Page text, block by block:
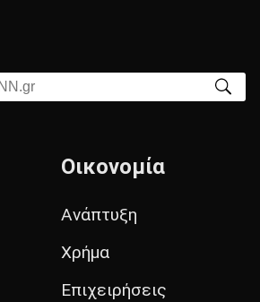
Οικονομία
Ανάπτυξη
Χρήμα
Επιχειρήσεις